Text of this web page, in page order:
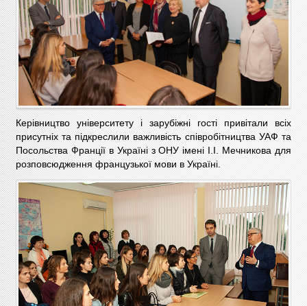
Керівництво університету і зарубіжні гості привітали всіх
присутніх та підкреслили важливість співробітництва УАФ та
Посольства Франції в Україні з ОНУ імені І.І. Мечникова для
розповсюдження французької мови в Україні.